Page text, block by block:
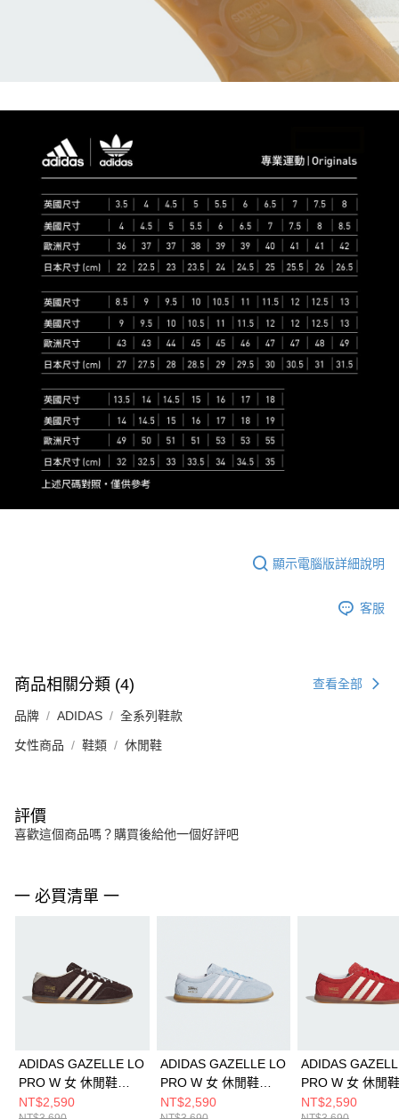
顯示電腦版詳細說明
客服
商品相關分類 (4) 查看全部
品牌 ADIDAS 全系列鞋款
女性商品 鞋類 休閒鞋
評價
喜歡這個商品嗎？購買後給他一個好評吧
一 必買清單 一
ADIDAS GAZELLE LO
PRO W 女 休閒鞋
IH6932
NT$2,590
ADIDAS GAZELLE LO
PRO W 女 休閒鞋
JR8893
NT$2,590
ADIDAS
PRO W 女 休閒鞋
JR5744
NT$2,590